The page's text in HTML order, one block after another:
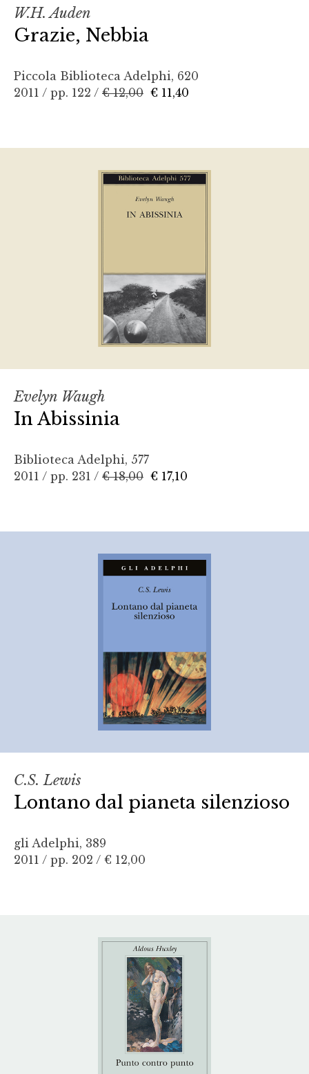
W.H. Auden
Grazie, Nebbia
Piccola Biblioteca Adelphi, 620
2011 / pp. 122 / € 12,00 € 11,40
Evelyn Waugh
In Abissinia
Biblioteca Adelphi, 577
2011 / pp. 231 / € 18,00 € 17,10
C.S. Lewis
Lontano dal pianeta silenzioso
gli Adelphi, 389
2011 / pp. 202 / € 12,00